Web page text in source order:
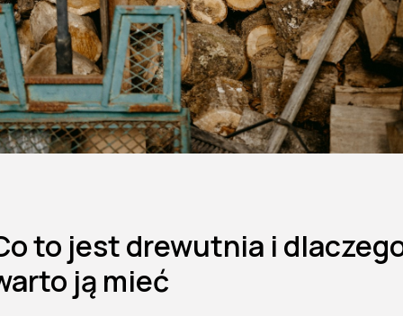
to jest drewutnia i
ją mieć